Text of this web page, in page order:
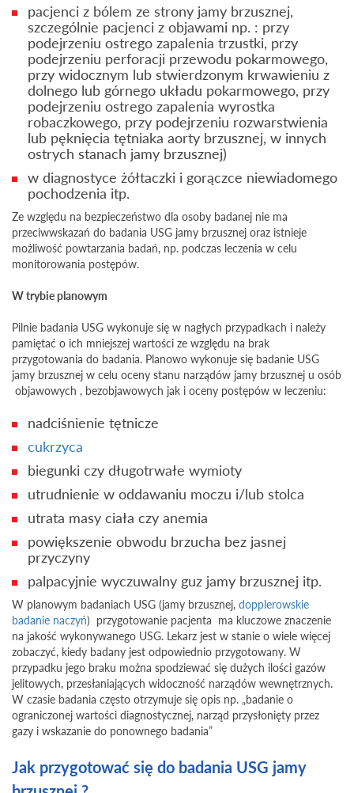
pacjenci z bólem ze strony jamy brzusznej,
szczególnie pacjenci z objawami np. : przy
podejrzeniu ostrego zapalenia trzustki, przy
podejrzeniu perforacji przewodu pokarmowego,
przy widocznym lub stwierdzonym krwawieniu z
dolnego lub górnego układu pokarmowego, przy
podejrzeniu ostrego zapalenia wyrostka
robaczkowego, przy podejrzeniu rozwarstwienia
lub pęknięcia tętniaka aorty brzusznej, w innych
ostrych stanach jamy brzusznej)
w diagnostyce żółtaczki i gorączce niewiadomego
pochodzenia itp.
Ze względu na bezpieczeństwo dla osoby badanej nie ma
przeciwwskazań do badania USG jamy brzusznej oraz istnieje
możliwość powtarzania badań, np. podczas leczenia w celu
monitorowania postępów.
W trybie planowym
Pilnie badania USG wykonuje się w nagłych przypadkach i należy
pamiętać o ich mniejszej wartości ze względu na brak
przygotowania do badania. Planowo wykonuje się badanie USG
jamy brzusznej w celu oceny stanu narządów jamy brzusznej u osób
objawowych , bezobjawowych jak i oceny postępów w leczeniu:
nadciśnienie tętnicze
cukrzyca
biegunki czy długotrwałe wymioty
utrudnienie w oddawaniu moczu i/lub stolca
utrata masy ciała czy anemia
powiększenie obwodu brzucha bez jasnej
przyczyny
palpacyjnie wyczuwalny guz jamy brzusznej itp.
W planowym badaniach USG (jamy brzusznej, dopplerowskie
badanie naczyń) przygotowanie pacjenta ma kluczowe znaczenie
na jakość wykonywanego USG. Lekarz jest w stanie o wiele więcej
zobaczyć, kiedy badany jest odpowiednio przygotowany. W
przypadku jego braku można spodziewać się dużych ilości gazów
jelitowych, przesłaniających widoczność narządów wewnętrznych.
W czasie badania często otrzymuje się opis np. „badanie o
ograniczonej wartości diagnostycznej, narząd przysłonięty przez
gazy i wskazanie do ponownego badania”
Jak przygotować się do badania USG jamy